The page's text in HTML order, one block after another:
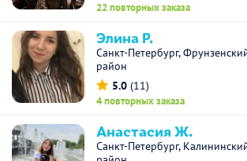
22 повторных заказа
Элина Р.
Санкт-Петербург,
район
5.0 (11)
4 повторных заказа
Анастасия Ж.
Санкт-Петербург,